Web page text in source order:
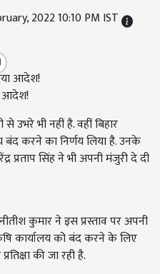
2022 10:10 PM IST
आदेश!
उभरे भी नहीं है. वहीं बिहार
करने का निर्णय लिया है. उनके
प्रताप सिंह ने भी अपनी मंजुरी दे दी
कुमार ने इस प्रस्ताव पर अपनी
कार्यालय को बंद करने के लिए
की जा रही है.